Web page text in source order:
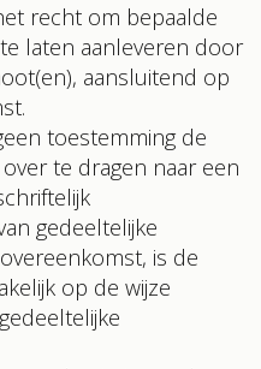
recht om bepaalde
laten aanleveren door
aansluitend op
toestemming de
te dragen naar een
gedeeltelijke
is de
op de wijze